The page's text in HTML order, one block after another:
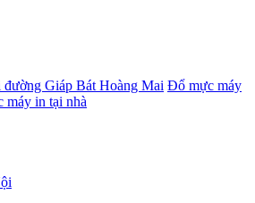
Giáp Bát Hoàng Mai Đổ mực máy
máy in tại nhà